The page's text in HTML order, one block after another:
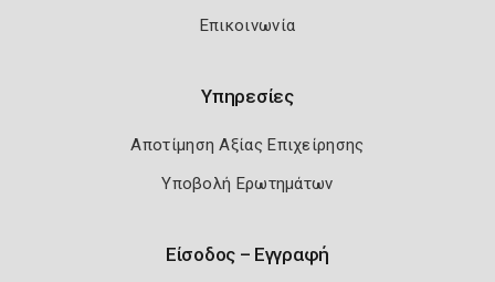
Επικοινωνία
Υπηρεσίες
Αποτίμηση Αξίας Επιχείρησης
Υποβολή Ερωτημάτων
Είσοδος – Εγγραφή